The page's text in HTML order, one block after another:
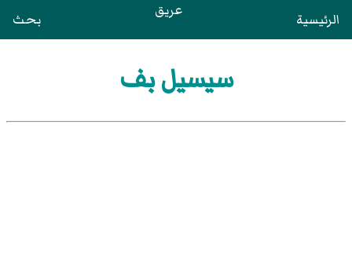
الرئيسية عريق بحث
سيسيل بف